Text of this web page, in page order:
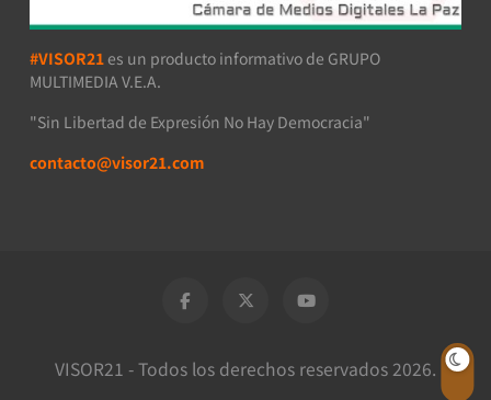
#VISOR21 es un producto informativo de GRUPO
MULTIMEDIA V.E.A.
"Sin Libertad de Expresión No Hay Democracia"
contacto@visor21.com
VISOR21 - Todos los derechos reservados 2026.